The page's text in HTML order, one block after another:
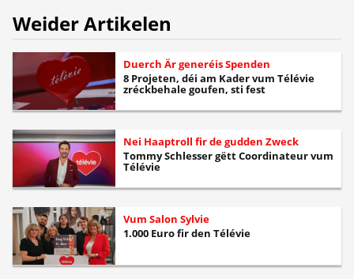
Weider Artikelen
Duerch Är generéis Spenden
8 Projeten, déi am Kader vum Télévie
zréckbehale goufen, sti fest
Nei Haaptroll fir de gudden Zweck
Tommy Schlesser gëtt Coordinateur vum
Télévie
Vum Salon Sylvie
1.000 Euro fir den Télévie